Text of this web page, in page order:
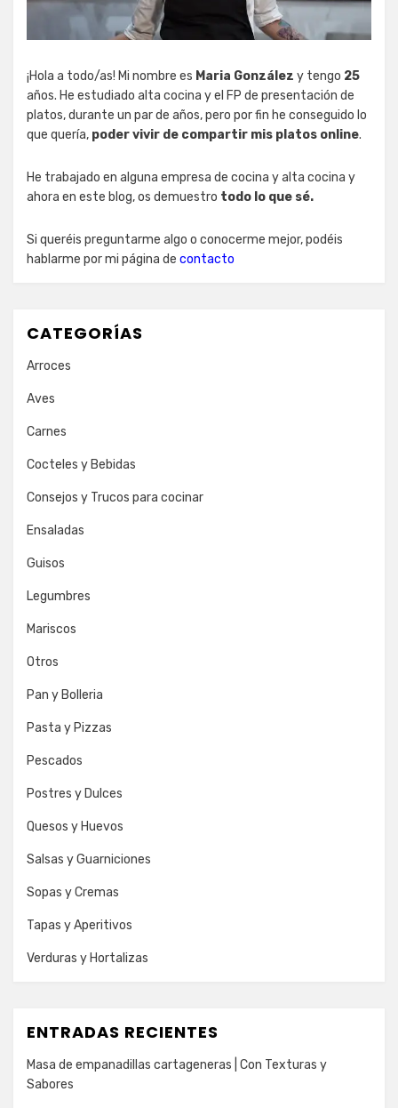
¡Hola a todo/as! Mi nombre es Maria González y tengo 25
años. He estudiado alta cocina y el FP de presentación de
platos, durante un par de años, pero por fin he conseguido lo
que quería, poder vivir de compartir mis platos online.
He trabajado en alguna empresa de cocina y alta cocina y
ahora en este blog, os demuestro todo lo que sé.
Si queréis preguntarme algo o conocerme mejor, podéis
hablarme por mi página de contacto
CATEGORÍAS
Arroces
Aves
Carnes
Cocteles y Bebidas
Consejos y Trucos para cocinar
Ensaladas
Guisos
Legumbres
Mariscos
Otros
Pan y Bolleria
Pasta y Pizzas
Pescados
Postres y Dulces
Quesos y Huevos
Salsas y Guarniciones
Sopas y Cremas
Tapas y Aperitivos
Verduras y Hortalizas
ENTRADAS RECIENTES
Masa de empanadillas cartageneras | Con Texturas y
Sabores